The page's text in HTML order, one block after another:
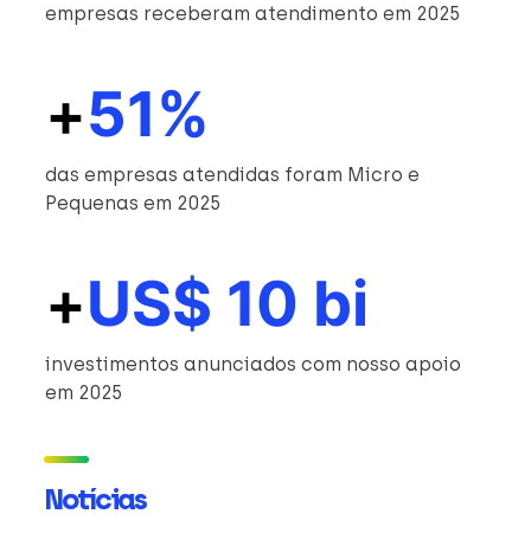
empresas receberam atendimento em 2025
+51%
das empresas atendidas foram Micro e
Pequenas em 2025
+US$ 10 bi
investimentos anunciados com nosso apoio
em 2025
Notícias